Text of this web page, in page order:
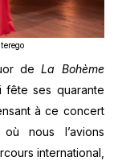
deLa Bohème
fête ses quarante
à ce concert
nous l’avions
international,